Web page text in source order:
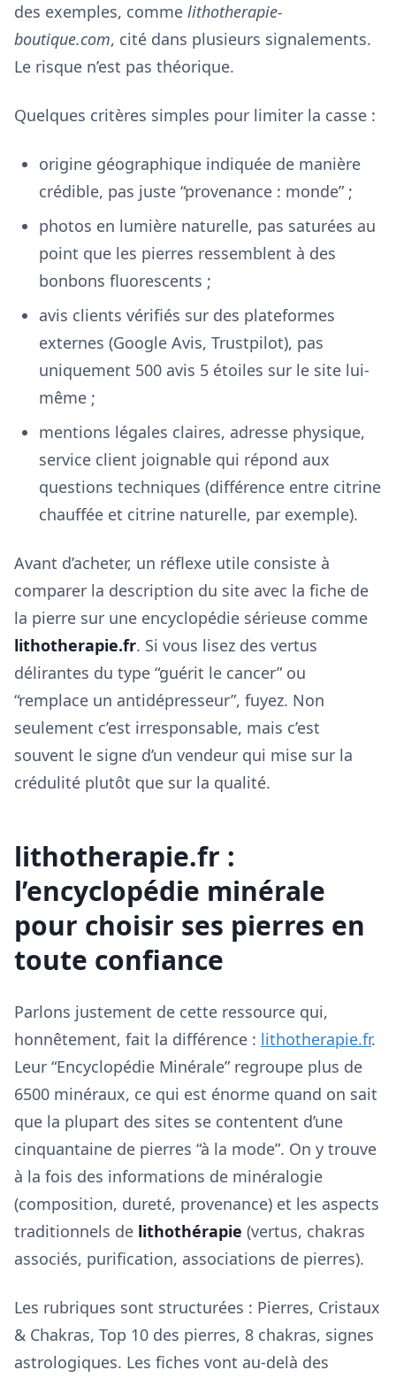
des exemples, comme lithotherapie-
boutique.com, cité dans plusieurs signalements.
Le risque n’est pas théorique.
Quelques critères simples pour limiter la casse :
origine géographique indiquée de manière
crédible, pas juste “provenance : monde” ;
photos en lumière naturelle, pas saturées au
point que les pierres ressemblent à des
bonbons fluorescents ;
avis clients vérifiés sur des plateformes
externes (Google Avis, Trustpilot), pas
uniquement 500 avis 5 étoiles sur le site lui-
même ;
mentions légales claires, adresse physique,
service client joignable qui répond aux
questions techniques (différence entre citrine
chauffée et citrine naturelle, par exemple).
Avant d’acheter, un réflexe utile consiste à
comparer la description du site avec la fiche de
la pierre sur une encyclopédie sérieuse comme
lithotherapie.fr. Si vous lisez des vertus
délirantes du type “guérit le cancer” ou
“remplace un antidépresseur”, fuyez. Non
seulement c’est irresponsable, mais c’est
souvent le signe d’un vendeur qui mise sur la
crédulité plutôt que sur la qualité.
lithotherapie.fr :
l’encyclopédie minérale
pour choisir ses pierres en
toute confiance
Parlons justement de cette ressource qui,
honnêtement, fait la différence : lithotherapie.fr.
Leur “Encyclopédie Minérale” regroupe plus de
6500 minéraux, ce qui est énorme quand on sait
que la plupart des sites se contentent d’une
cinquantaine de pierres “à la mode”. On y trouve
à la fois des informations de minéralogie
(composition, dureté, provenance) et les aspects
traditionnels de lithothérapie (vertus, chakras
associés, purification, associations de pierres).
Les rubriques sont structurées : Pierres, Cristaux
& Chakras, Top 10 des pierres, 8 chakras, signes
astrologiques. Les fiches vont au-delà des